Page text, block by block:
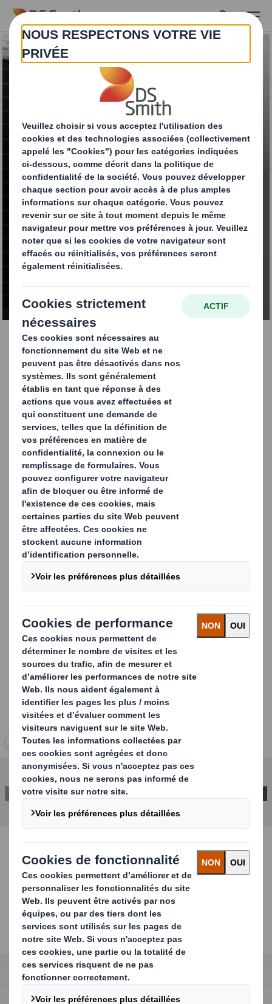
Skip to main content
Tower Rack®
CONTACTEZ-NOUS
Tower Rack® | DS Smith
- Tecnicarton
Nos Tower Racks® métalliques constituent le choix idéal
pour un emballage durable et résistant. Nous concevons
des structures métalliques dont l'aménagement
intérieur est spécifiquement adapté aux dimensions et
aux caractéristiques de vos pièces, en utilisant divers
matériaux en fonction de vos besoins.
Axés sur l'optimisation de l'espace, chaque modèle est
conçu pour maximiser la capacité de stockage et garantir
le transport efficace d'un plus grand nombre de pièces
par conteneur. Avec nos solutions d'emballage
métalliques, vous bénéficiez de durabilité, de
personnalisation et d'efficacité dans les moindres détails.
Carousel. Use previous and next buttons to move
Cliquez pour agrandir l’image
CONTACTEZ-NOUS